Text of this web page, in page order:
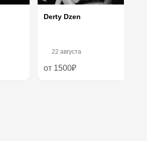
Derty Dzen
22 августа
от 1500₽